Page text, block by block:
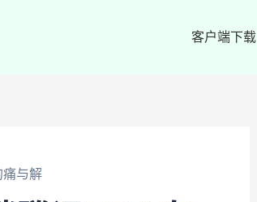
客户端下载
痛与解